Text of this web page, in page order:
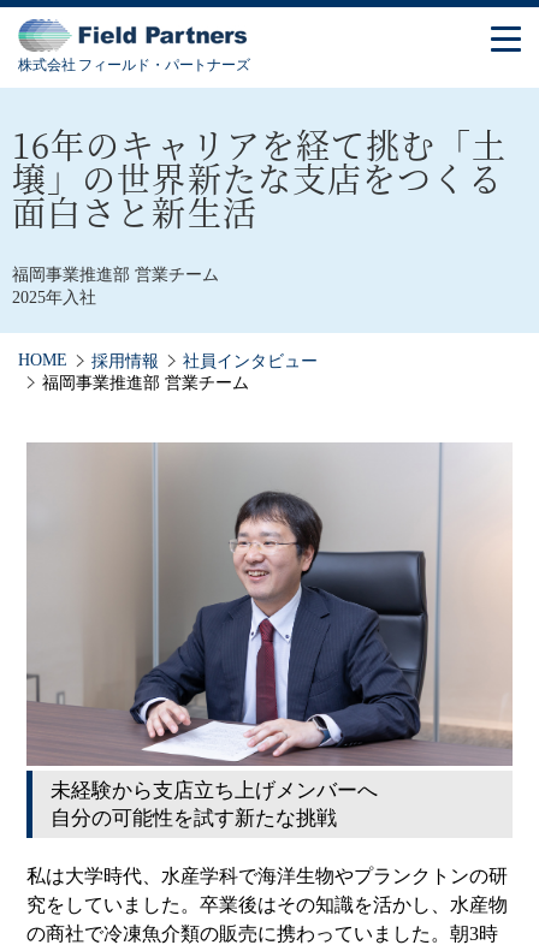
株式会社 フィールド・パートナーズ
16年のキャリアを経て挑む「土
壌」の世界新たな支店をつくる
面白さと新生活
福岡事業推進部 営業チーム
2025年入社
HOME 採用情報
社員インタビュー
福岡事業推進部 営業チーム
未経験から支店立ち上げメンバーへ
自分の可能性を試す新たな挑戦
私は大学時代、水産学科で海洋生物やプランクトンの研
究をしていました。卒業後はその知識を活かし、水産物
の商社で冷凍魚介類の販売に携わっていました。朝3時